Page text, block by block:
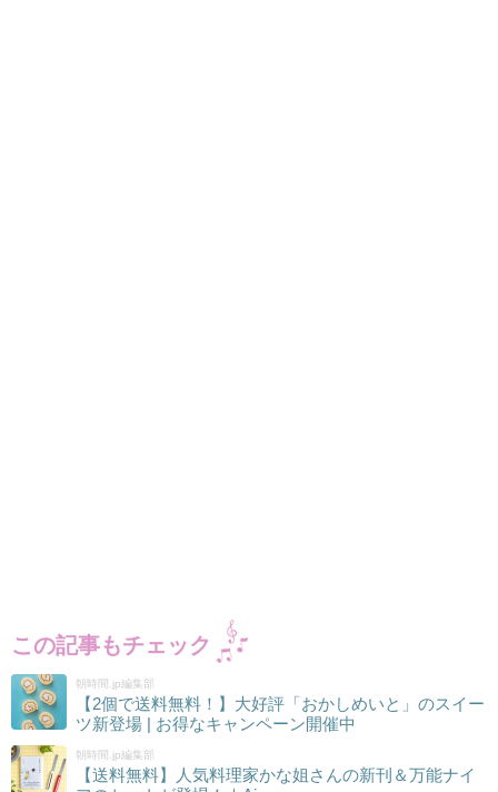
この記事もチェック
朝時間.jp編集部
【2個で送料無料！】大好評「おかしめいと」のスイー
ツ新登場 | お得なキャンペーン開催中
朝時間.jp編集部
【送料無料】人気料理家かな姐さんの新刊＆万能ナイ